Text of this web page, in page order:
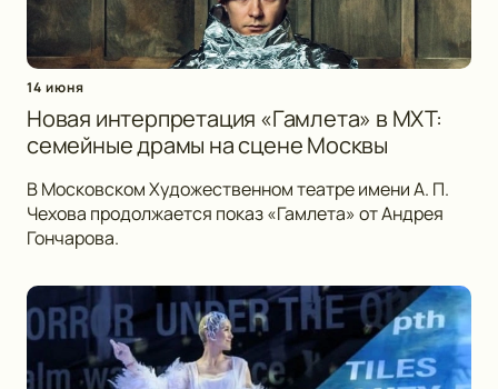
14 июня
Новая интерпретация «Гамлета» в МХТ:
семейные драмы на сцене Москвы
В Московском Художественном театре имени А. П.
Чехова продолжается показ «Гамлета» от Андрея
Гончарова.